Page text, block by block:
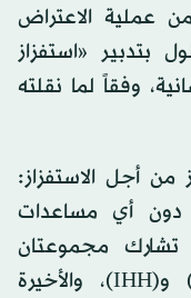
عملية الاعتراض
بتدبير «استفزاز
وفقاً لما نقلته
من أجل الاستفزاز:
أي مساعدات
تشارك مجموعتان
تركيتان عنيفتان، (مافي مرمرة) و(IHH)، والأخيرة